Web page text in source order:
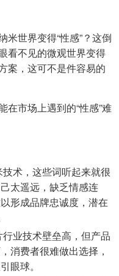
世界变得“性感”？这倒
看不见的微观世界变得
案，这可不是件容易的
在市场上遇到的“性感”难
术，这些词听起来就很
太遥远，缺乏情感连
形成品牌忠诚度，潜在
行业技术壁垒高，但产品
消费者很难做出选择，
眼球。